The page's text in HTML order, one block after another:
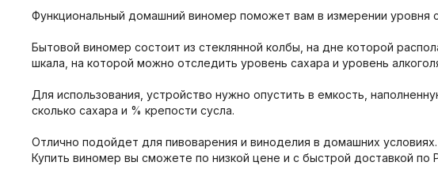
Функциональный домашний виномер поможет вам в измерении уровня
Бытовой виномер состоит из стеклянной колбы, на дне которой
шкала, на которой можно отследить уровень сахара и уровень
Для использования, устройство нужно опустить в емкость,
сколько сахара и % крепости сусла.
Отлично подойдет для пивоварения и виноделия в домашних условиях.
Купить виномер вы сможете по низкой цене и с быстрой доставкой по